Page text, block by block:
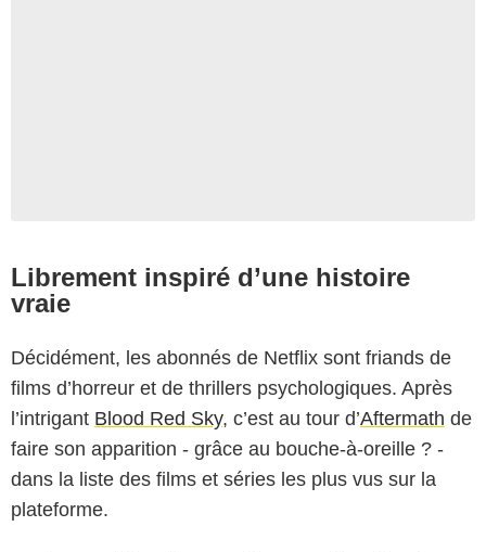
Librement inspiré d’une histoire
vraie
Décidément, les abonnés de Netflix sont friands de
films d’horreur et de thrillers psychologiques. Après
l’intrigant Blood Red Sky, c’est au tour d’Aftermath de
faire son apparition - grâce au bouche-à-oreille ? -
dans la liste des films et séries les plus vus sur la
plateforme.